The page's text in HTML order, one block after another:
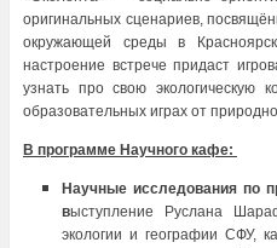
оригинальных сценариев,
окружающей среды в
настроение встрече придаст
узнать про свою экологическую
образовательных играх от
В программе Научного кафе:
Научные исследования по
выступление Руслана
экологии и географии СФУ,